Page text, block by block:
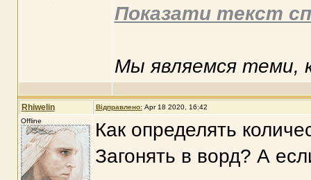
Показати текст
Мы являемся теми,
Rhiwelin Відправлено: Apr 18 2020, 16:42
Offline
Как определять
Загонять в ворд? А